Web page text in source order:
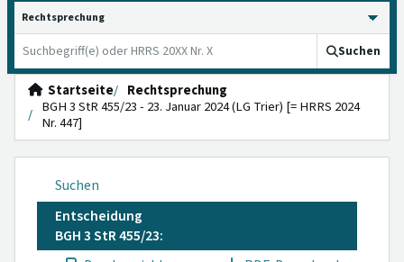
HRRS durchsuchen
Suchen
Startseite
Rechtsprechung
BGH 3 StR 455/23 - 23. Januar 2024 (LG Trier) [= HRRS 2024
Nr. 447]
Suchen
Entscheidung
BGH 3 StR 455/23: